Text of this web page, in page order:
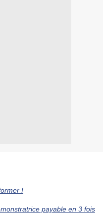
!
payable en 3 fois